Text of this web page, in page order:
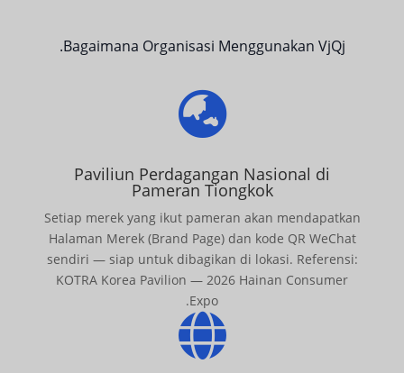
Bagaimana Organisasi Menggunakan VjQj.

Paviliun Perdagangan Nasional di
Pameran Tiongkok
Setiap merek yang ikut pameran akan mendapatkan
Halaman Merek (Brand Page) dan kode QR WeChat
sendiri — siap untuk dibagikan di lokasi. Referensi:
KOTRA Korea Pavilion — 2026 Hainan Consumer
Expo.
